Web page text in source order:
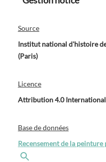
Source
Institut national d'histoire
(Paris)
Licence
Attribution 4.0 International
Base de données
Recensement de la